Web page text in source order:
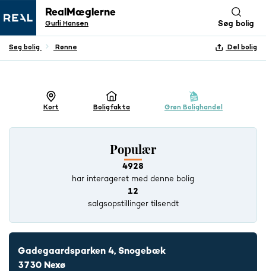
RealMæglerne
Gurli Hansen Søg bolig
Søg bolig Rønne Del bolig
+ 7 BILLEDER
Boligfakta
Kort Grøn Bolighandel
Populær
4928
har interageret med denne bolig
12
salgsopstillinger tilsendt
Gadegaardsparken 4, Snogebæk
3730 Nexø